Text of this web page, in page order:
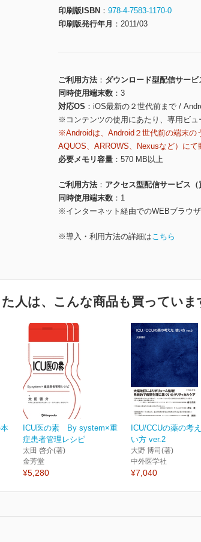
印刷版ISBN
978-4-7583-1170-0
印刷版発行年月
2011/03
ご利用方法
ダウンロード型配信サービ
同時使用端末数
3
対応OS
iOS最新の２世代前まで /
※コンテンツの使用にあたり、専用ビュ
※Androidは、Android２世代前の端末の
AQUOS、ARROWS、Nexusなど）にて
必要メモリ容量
570 MB以上
ご利用方法
アクセス型配信サービス（
同時使用端末数
1
※インターネット経由でのWEBブラウ
※導入・利用方法の詳細はこちら
人は、こんな商品も買っていま
ICU医の素 By system×重
症患者管理レシピ
太田 啓介(著)
金芳堂
¥5,280
ICU/CCUの薬の考
い方 ver.2
大野 博司(著)
中外医学社
¥7,040